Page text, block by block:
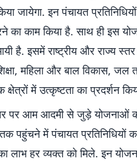
जायेगा. इन पंचायत
का काम किया है. साथ ही इस
है. इसमें राष्ट्रीय और राज्य
महिला और बाल विकास,
क्षेत्रों में उत्कृष्टता का प्रदर्शन
पर आम आदमी से जुड़े योजनाओं
तक पहुंचने में पंचायत
लाभ हर व्यक्त को मिले. इन